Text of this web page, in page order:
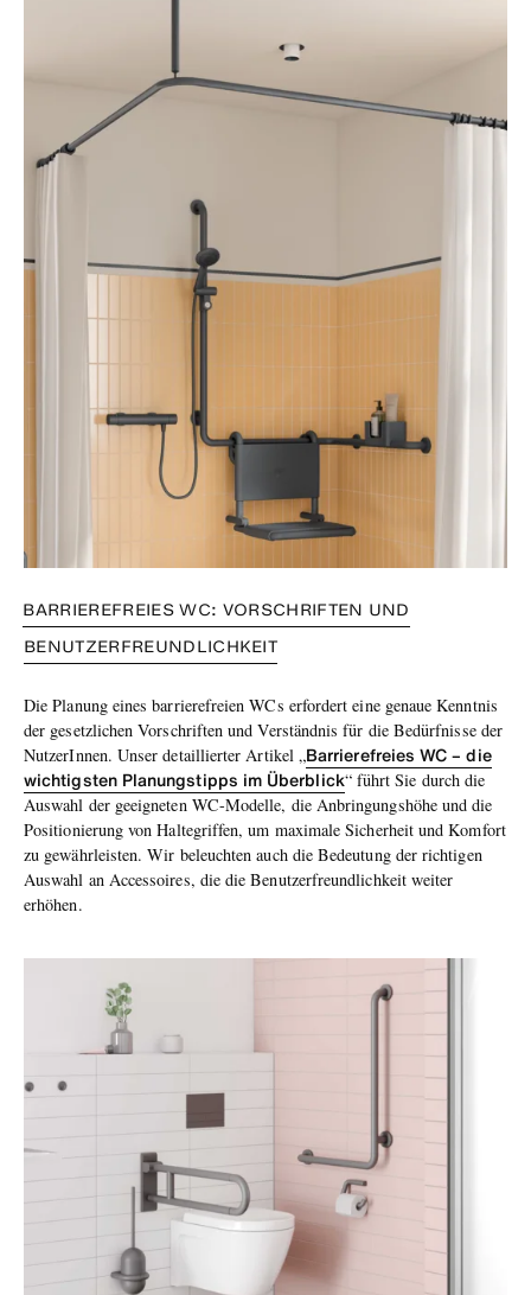
BARRIEREFREIES WC: VORSCHRIFTEN UND
BENUTZERFREUNDLICHKEIT
Die Planung eines barrierefreien WCs erfordert eine genaue Kenntnis
der gesetzlichen Vorschriften und Verständnis für die Bedürfnisse der
NutzerInnen. Unser detaillierter Artikel „Barrierefreies WC – die
wichtigsten Planungstipps im Überblick“ führt Sie durch die
Auswahl der geeigneten WC-Modelle, die Anbringungshöhe und die
Positionierung von Haltegriffen, um maximale Sicherheit und Komfort
zu gewährleisten. Wir beleuchten auch die Bedeutung der richtigen
Auswahl an Accessoires, die die Benutzerfreundlichkeit weiter
erhöhen.